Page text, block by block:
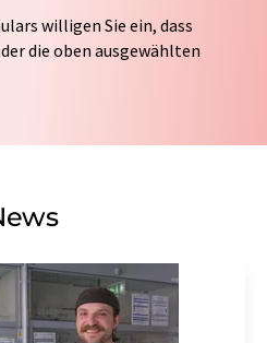
willigen Sie ein, dass
die oben ausgewählten
Ihre Daten werden
. LUMITOS darf
kontaktieren. Ihre
ohne Angabe von
Mail unter
für die Zukunft
E-Mail ein Link zur